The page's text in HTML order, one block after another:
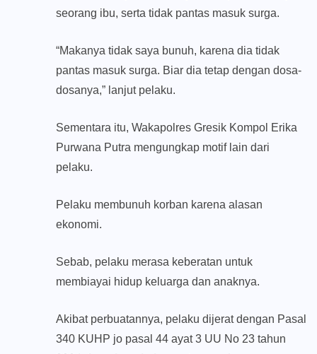
seorang ibu, serta tidak pantas masuk surga.
“Makanya tidak saya bunuh, karena dia tidak
pantas masuk surga. Biar dia tetap dengan dosa-
dosanya,” lanjut pelaku.
Sementara itu, Wakapolres Gresik Kompol Erika
Purwana Putra mengungkap motif lain dari
pelaku.
Pelaku membunuh korban karena alasan
ekonomi.
Sebab, pelaku merasa keberatan untuk
membiayai hidup keluarga dan anaknya.
Akibat perbuatannya, pelaku dijerat dengan Pasal
340 KUHP jo pasal 44 ayat 3 UU No 23 tahun